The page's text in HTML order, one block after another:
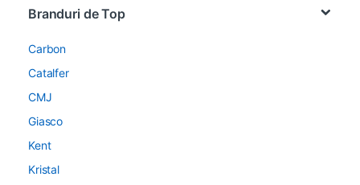
Branduri de Top
Carbon
Catalfer
CMJ
Giasco
Kent
Kristal